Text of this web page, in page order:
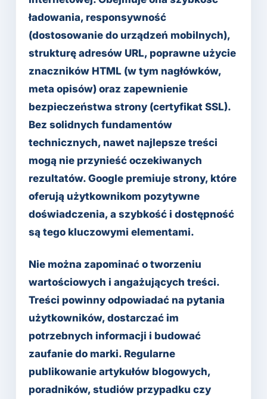
ładowania, responsywność
(dostosowanie do urządzeń mobilnych),
strukturę adresów URL, poprawne użycie
znaczników HTML (w tym nagłówków,
meta opisów) oraz zapewnienie
bezpieczeństwa strony (certyfikat SSL).
Bez solidnych fundamentów
technicznych, nawet najlepsze treści
mogą nie przynieść oczekiwanych
rezultatów. Google premiuje strony, które
oferują użytkownikom pozytywne
doświadczenia, a szybkość i dostępność
są tego kluczowymi elementami.
Nie można zapominać o tworzeniu
wartościowych i angażujących treści.
Treści powinny odpowiadać na pytania
użytkowników, dostarczać im
potrzebnych informacji i budować
zaufanie do marki. Regularne
publikowanie artykułów blogowych,
poradników, studiów przypadku czy